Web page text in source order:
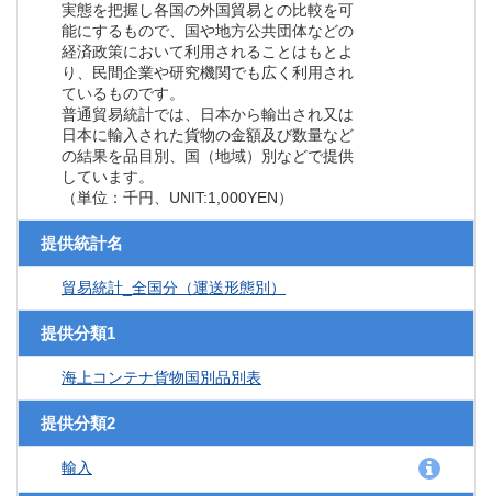
実態を把握し各国の外国貿易との比較を可
能にするもので、国や地方公共団体などの
経済政策において利用されることはもとよ
り、民間企業や研究機関でも広く利用され
ているものです。
普通貿易統計では、日本から輸出され又は
日本に輸入された貨物の金額及び数量など
の結果を品目別、国（地域）別などで提供
しています。
（単位：千円、UNIT:1,000YEN）
提供統計名
貿易統計_全国分（運送形態別）
提供分類1
海上コンテナ貨物国別品別表
提供分類2
輸入